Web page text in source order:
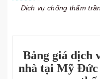
Dịch vụ chống thấm
Bảng giá dịch
nhà tại Mỹ Đức